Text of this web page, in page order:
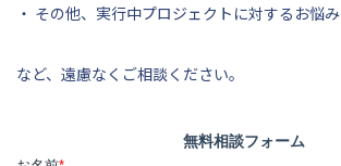
・ その他、実行中プロジェクトに対するお悩み
など、遠慮なくご相談ください。